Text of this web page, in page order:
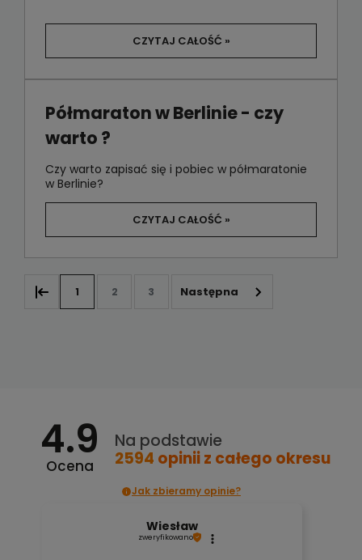
CZYTAJ CAŁOŚĆ »
Półmaraton w Berlinie - czy
warto ?
Czy warto zapisać się i pobiec w półmaratonie
w Berlinie?
CZYTAJ CAŁOŚĆ »
1 2 3
4.9
Ocena
Na podstawie
2594 opiniiz całego okresu
Jak zbieramy opinie?
Wiesław
zweryfikowano